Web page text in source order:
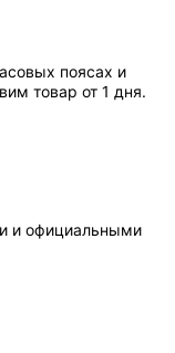
поясах и
товар от 1 дня.
и официальными